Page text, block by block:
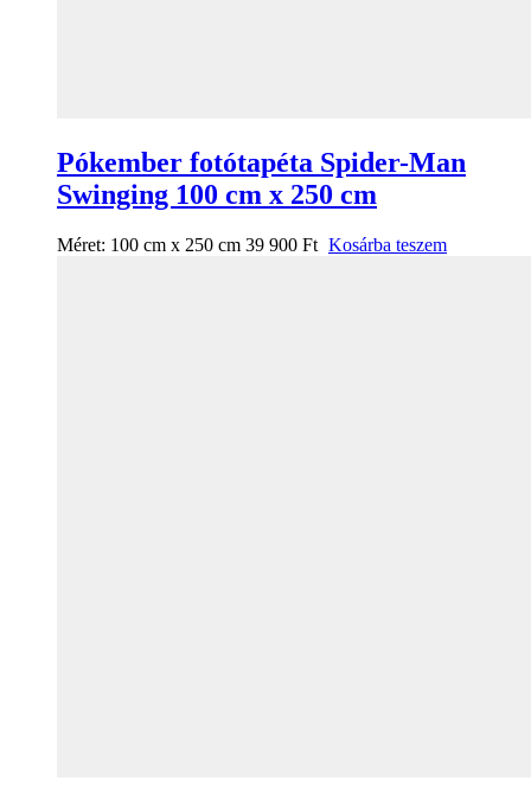
Pókember fotótapéta Spider-Man
Swinging 100 cm x 250 cm
Méret: 100 cm x 250 cm 39 900 Ft Kosárba teszem